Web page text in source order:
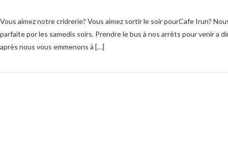
Vous aimez notre cridrerie? Vous aimez sortir le soir pourCafe Irun?
parfaite por les samedis soirs. Prendre le bus à nos arrêts pour venir a
après nous vous emmenons à […]